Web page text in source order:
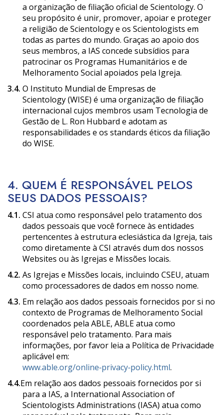
a organização de filiação oficial de Scientology. O
seu propósito é unir, promover, apoiar e proteger
a religião de Scientology e os Scientologists em
todas as partes do mundo. Graças ao apoio dos
seus membros, a IAS concede subsídios para
patrocinar os Programas Humanitários e de
Melhoramento Social apoiados pela Igreja.
3.4. O Instituto Mundial de Empresas de
Scientology (WISE) é uma organização de filiação
internacional cujos membros usam Tecnologia de
Gestão de L. Ron Hubbard e adotam as
responsabilidades e os standards éticos da filiação
do WISE.
4. QUEM É RESPONSÁVEL PELOS
SEUS DADOS PESSOAIS?
4.1. CSI atua como responsável pelo tratamento dos
dados pessoais que você fornece às entidades
pertencentes à estrutura eclesiástica da Igreja, tais
como diretamente à CSI através dum dos nossos
Websites ou às Igrejas e Missões locais.
4.2. As Igrejas e Missões locais, incluindo CSEU, atuam
como processadores de dados em nosso nome.
4.3. Em relação aos dados pessoais fornecidos por si no
contexto de Programas de Melhoramento Social
coordenados pela ABLE, ABLE atua como
responsável pelo tratamento. Para mais
informações, por favor leia a Política de Privacidade
aplicável em:
www.able.org/online‑privacy‑policy.html.
4.4.Em relação aos dados pessoais fornecidos por si
para a IAS, a International Association of
Scientologists Administrations (IASA) atua como